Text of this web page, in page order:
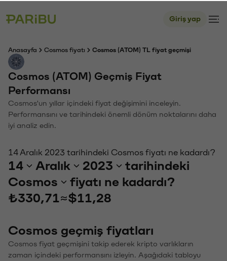
Giriş yap
Anasayfa Cosmos fiyatı Cosmos (ATOM) TL fiyat geçmişi
Cosmos (ATOM) Geçmiş Fiyat
Performansı
Cosmos'un yıllar içindeki fiyat değişimini inceleyin.
Performansını ve tarihindeki önemli dönüm noktalarını daha
iyi analiz edin.
14 Aralık 2023 tarihindeki Cosmos fiyatı ne kadardı?
14 Aralık 2023
tarihindeki
Cosmos
fiyatı ne kadardı?
₺330,71 ≈$11,28
Cosmos geçmiş fiyatları
Cosmos fiyat geçmişini takip ederek kripto varlıkların
zaman içindeki performansını izleyin. Aşağıdaki tabloyu